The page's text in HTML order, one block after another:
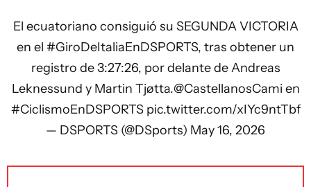
El ecuatoriano consiguió su SEGUNDA VICTORIA
en el #GiroDeItaliaEnDSPORTS, tras obtener un
registro de 3:27:26, por delante de Andreas
Leknessund y Martin Tjøtta.@CastellanosCami en
#CiclismoEnDSPORTS pic.twitter.com/xIYc9ntTbf
— DSPORTS (@DSports) May 16, 2026